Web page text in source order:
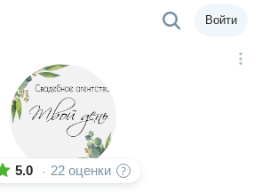
Войти
5.0 · 22 оценки